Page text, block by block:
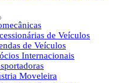
de Veículos
de Veículos
Internacionais
Moveleira